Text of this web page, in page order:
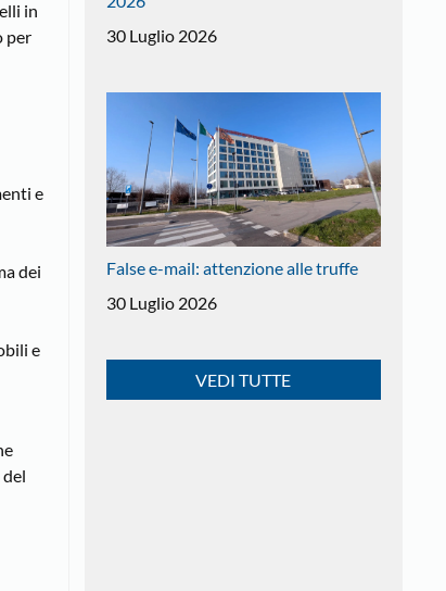
in
per
e
dei
e
30 Luglio 2026
False e-mail: attenzione alle truffe
30 Luglio 2026
VEDI TUTTE